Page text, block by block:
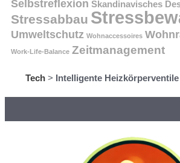
Selbstreflexion Skandinavisches
Stressabbau
Umweltschutz Wohnaccessoires
Work-Life-Balance Zeitmanagement
Tech> Intelligente